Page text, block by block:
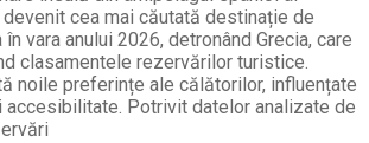
devenit cea mai căutată destinație de
vara anului 2026, detronând Grecia, care
clasamentele rezervărilor turistice.
noile preferințe ale călătorilor, influențate
accesibilitate. Potrivit datelor analizate de